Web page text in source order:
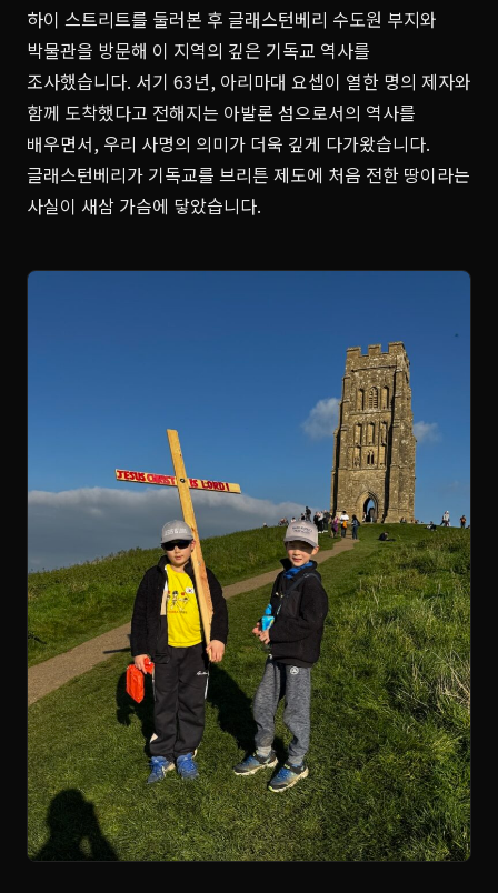
하이 스트리트를 둘러본 후 글래스턴베리 수도원 부지와
박물관을 방문해 이 지역의 깊은 기독교 역사를
조사했습니다. 서기 63년, 아리마대 요셉이 열한 명의 제자와
함께 도착했다고 전해지는 아발론 섬으로서의 역사를
배우면서, 우리 사명의 의미가 더욱 깊게 다가왔습니다.
글래스턴베리가 기독교를 브리튼 제도에 처음 전한 땅이라는
사실이 새삼 가슴에 닿았습니다.